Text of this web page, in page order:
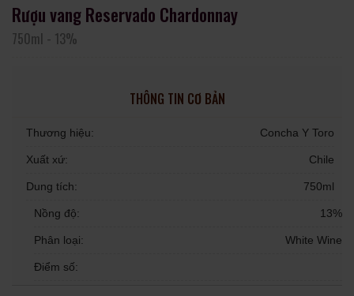
Rượu vang Reservado Chardonnay
750ml - 13%
THÔNG TIN CƠ BẢN
Thương hiệu: Concha Y Toro
Xuất xứ: Chile
Dung tích: 750ml
Nồng độ: 13%
Phân loại: White Wine
Điểm số: